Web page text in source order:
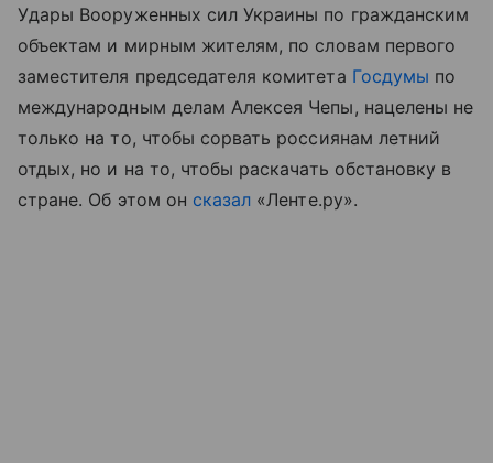
Удары Вооруженных сил Украины по гражданским
объектам и мирным жителям, по словам первого
заместителя председателя комитета Госдумы по
международным делам Алексея Чепы, нацелены не
только на то, чтобы сорвать россиянам летний
отдых, но и на то, чтобы раскачать обстановку в
стране. Об этом он сказал «Ленте.ру».